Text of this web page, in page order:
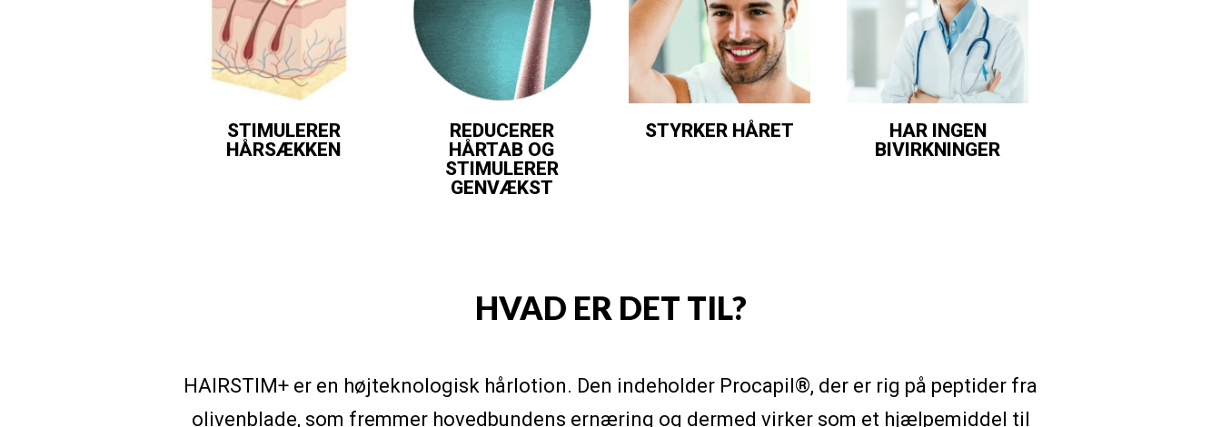
STIMULERER
HÅRSÆKKEN
REDUCERER
HÅRTAB OG
STIMULERER
GENVÆKST
STYRKER HÅRET
HAR INGEN
BIVIRKNINGER
HVAD ER DET TIL?
HAIRSTIM+ er en højteknologisk hårlotion. Den indeholder Procapil®, der er rig på peptider fra
olivenblade, som fremmer hovedbundens ernæring og dermed virker som et hjælpemiddel til